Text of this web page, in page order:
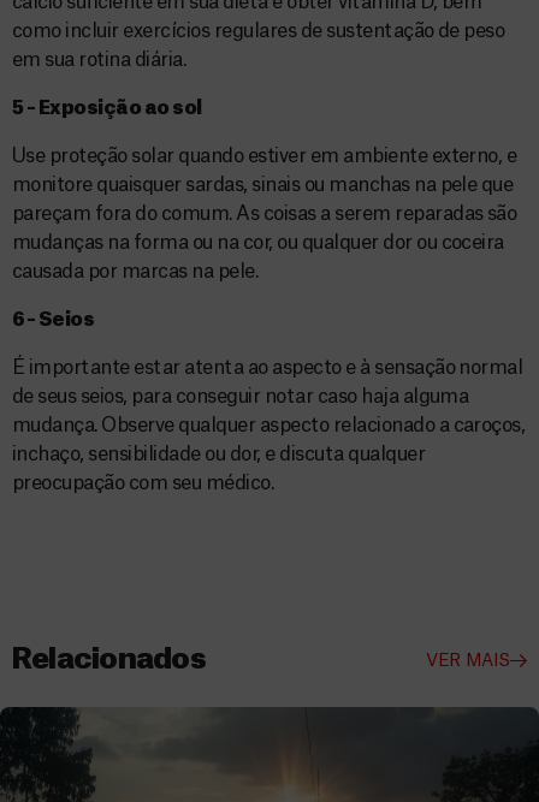
como incluir exercícios regulares de sustentação de peso
em sua rotina diária.
5 – Exposição ao sol
Use proteção solar quando estiver em ambiente externo, e
monitore quaisquer sardas, sinais ou manchas na pele que
pareçam fora do comum. As coisas a serem reparadas são
mudanças na forma ou na cor, ou qualquer dor ou coceira
causada por marcas na pele.
6 – Seios
É importante estar atenta ao aspecto e à sensação normal
de seus seios, para conseguir notar caso haja alguma
mudança. Observe qualquer aspecto relacionado a caroços,
inchaço, sensibilidade ou dor, e discuta qualquer
preocupação com seu médico.
Relacionados VER MAIS